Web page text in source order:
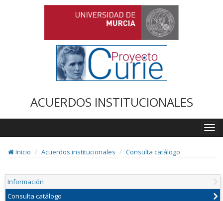
ACUERDOS INSTITUCIONALES
Inicio
Acuerdos institucionales Consulta catálogo
Información
Consulta catálogo